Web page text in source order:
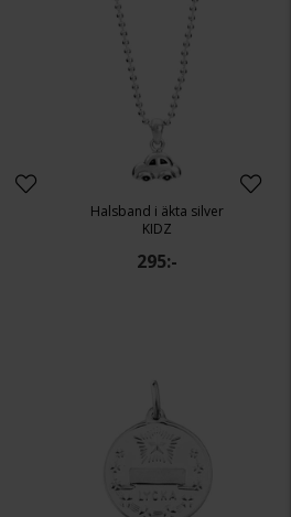
Halsband i äkta silver
KIDZ
295:-